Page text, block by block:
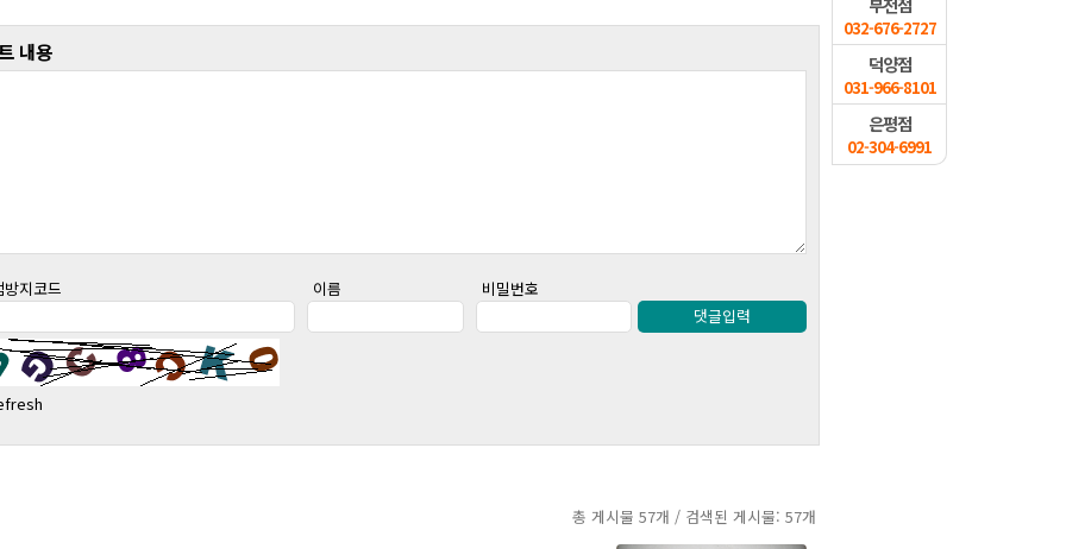
032-676-2727
덕양점
031-966-8101
은평점
02-304-6991
내용
방지코드 이름
비밀번호
댓글입력
총 게시물 57개 / 검색된 게시물: 57개